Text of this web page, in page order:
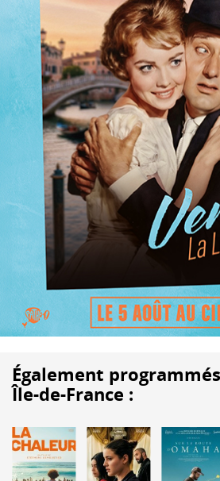
Également
Île-de-France :